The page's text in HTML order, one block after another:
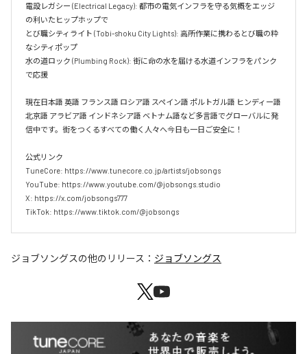
電設レガシー (Electrical Legacy): 都市の電気インフラを守る気概をエッジ
の利いたヒップホップで
とび職シティライト (Tobi-shoku City Lights): 高所作業に携わるとび職の粋
なシティポップ
水の道ロック (Plumbing Rock): 街に命の水を届ける水道インフラをパンク
で応援
現在日本語 英語 フランス語 ロシア語 スペイン語 ポルトガル語 ヒンディー語
北京語 アラビア語 インドネシア語 ベトナム語など多言語でグローバルに発
信中です。街をつくるすべての働く人々へ今日も一日ご安全に！
公式リンク
TuneCore: https://www.tunecore.co.jp/artists/jobsongs
YouTube: https://www.youtube.com/@jobsongs.studio
X: https://x.com/jobsongs777
TikTok: https://www.tiktok.com/@jobsongs
ジョブソングスの他のリリース： ジョブソングス